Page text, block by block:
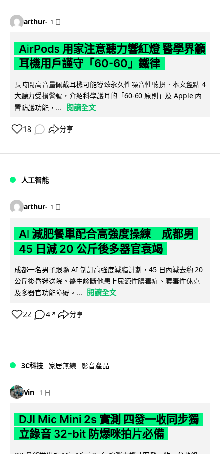
arthur 1 日
AirPods 用家注意聽力響紅燈 醫學界籲
耳機用戶謹守「60-60」鐵律
長時間高音量佩戴耳機可能導致永久性噪音性聽損。本文盤點 4
大聽力受損警號，介紹科學護耳的「60-60 原則」及 Apple 內
置防護功能，...
閱讀全文
18 分享
人工智能
arthur 1 日
AI 減肥餐單配合高強度操練 成都男
45 日減 20 公斤後多器官衰竭
成都一名男子跟隨 AI 制訂高強度減脂計劃，45 日內減去約 20
公斤後昏迷送院。醫生診斷他患上尿源性膿毒症、膿毒性休克
及多器官功能障礙。...
閱讀全文
22 4 ↗ 分享
3C科技 家居無線 影音產品
Vin 1 日
DJI Mic Mini 2s 實測 四發一收同步獨
立錄音 32-bit 防爆咪拍片必備